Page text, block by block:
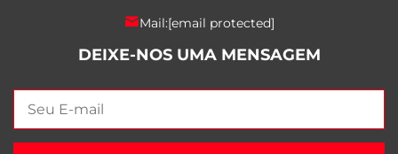
Mail:[email protected]
DEIXE-NOS UMA MENSAGEM